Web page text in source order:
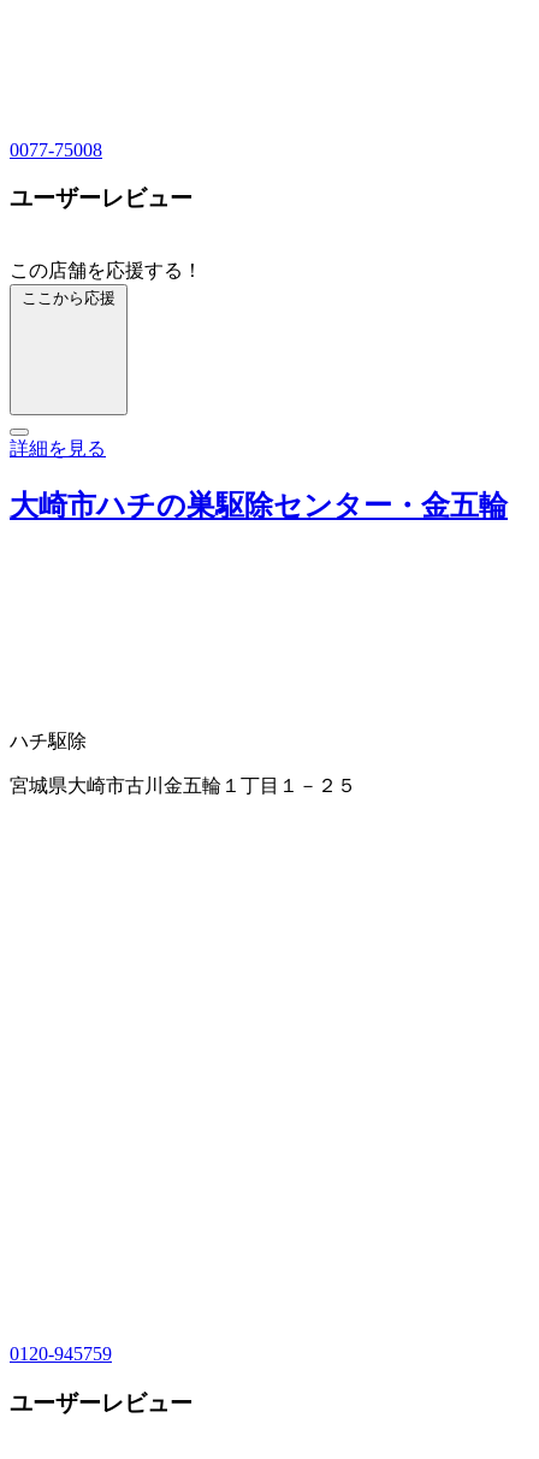
0077-75008
ユーザーレビュー
この店舗を応援する！
ここから応援
詳細を見る
大崎市ハチの巣駆除センター・金五輪
ハチ駆除
宮城県大崎市古川金五輪１丁目１－２５
0120-945759
ユーザーレビュー